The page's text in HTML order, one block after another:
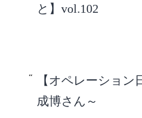
と】vol.102
【オペレーショ
成博さん～